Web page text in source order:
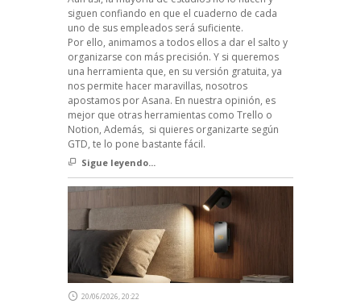
siguen confiando en que el cuaderno de cada
uno de sus empleados será suficiente.
Por ello, animamos a todos ellos a dar el salto y
organizarse con más precisión. Y si queremos
una herramienta que, en su versión gratuita, ya
nos permite hacer maravillas, nosotros
apostamos por Asana. En nuestra opinión, es
mejor que otras herramientas como Trello o
Notion, Además, si quieres organizarte según
GTD, te lo pone bastante fácil.
Sigue leyendo...
20/06/2026, 20:22